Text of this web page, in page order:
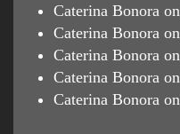
Caterina Bonora on
Caterina Bonora on
Caterina Bonora on
Caterina Bonora on
Caterina Bonora on